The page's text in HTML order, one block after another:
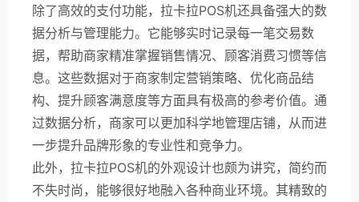
除了高效的支付功能，拉卡拉POS机还具备强大的数
据分析与管理能力。它能够实时记录每一笔交易数
据，帮助商家精准掌握销售情况、顾客消费习惯等信
息。这些数据对于商家制定营销策略、优化商品结
构、提升顾客满意度等方面具有极高的参考价值。通
过数据分析，商家可以更加科学地管理店铺，从而进
一步提升品牌形象的专业性和竞争力。
此外，拉卡拉POS机的外观设计也颇为讲究，简约而
不失时尚，能够很好地融入各种商业环境。其精致的